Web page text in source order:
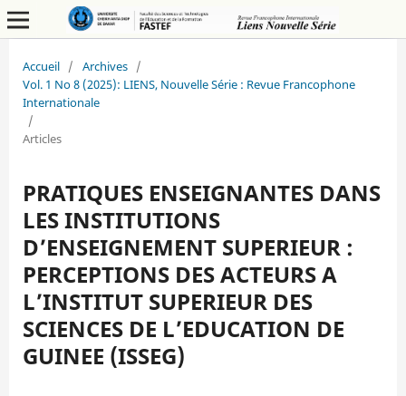
Accueil / Archives /
Vol. 1 No 8 (2025): LIENS, Nouvelle Série : Revue Francophone
Internationale
/
Articles
PRATIQUES ENSEIGNANTES DANS
LES INSTITUTIONS
D’ENSEIGNEMENT SUPERIEUR :
PERCEPTIONS DES ACTEURS A
L’INSTITUT SUPERIEUR DES
SCIENCES DE L’EDUCATION DE
GUINEE (ISSEG)